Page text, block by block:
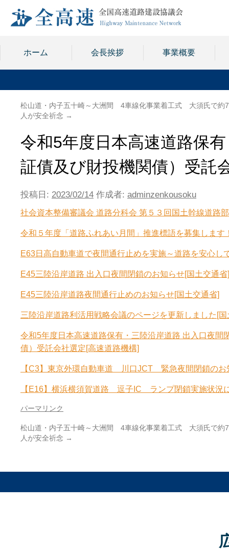
ホーム 会長挨拶 事業概要
松山道・内子五十崎～大洲間 4車線化事業着工式 大須氏で約
人が安全祈念 →
令和5年度日本高速道路保
証債及び財投機関債）受
投稿日: 2023/02/14 作成者: adminzenkousoku
社会資本整備審議会 道路分科会 第５３回国土幹線道路
令和５年度「道路ふれあい月間」推進標語を募集します
E63日高自動車道で夜間通行止めを実施～道路を安心し
E45三陸沿岸道路 出入口夜間閉鎖のお知らせ[国土交通省]
E45三陸沿岸道路夜間通行止めのお知らせ[国土交通省]
三陸沿岸道路利活用戦略会議のページを更新しました[国
令和5年度日本高速道路保有・三陸沿岸道路 出入口夜
債）受託会社選定[高速道路機構]
【C3】東京外環自動車道 川口JCT 緊急夜間閉鎖のお
【E16】横浜横須賀道路 逗子IC ランプ閉鎖実施状況
パーマリンク
松山道・内子五十崎～大洲間 4車線化事業着工式 大須氏で約
人が安全祈念 →